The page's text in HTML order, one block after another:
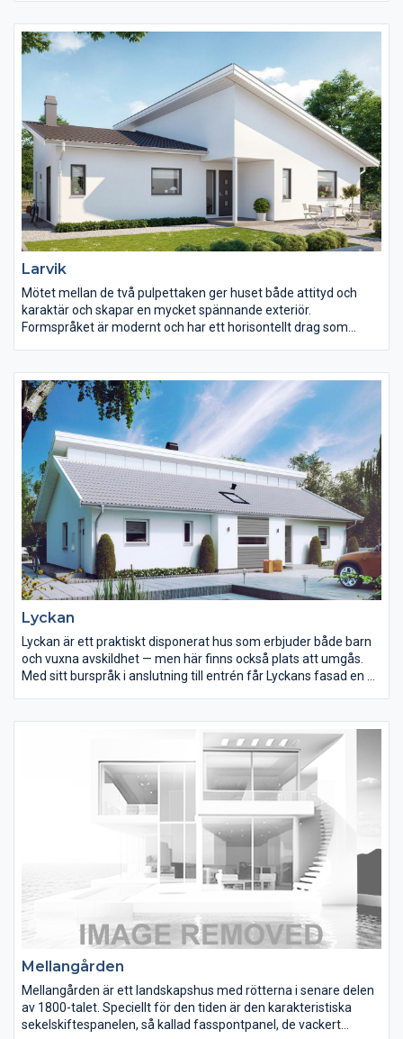
Larvik
Mötet mellan de två pulpettaken ger huset både attityd och
karaktär och skapar en mycket spännande exteriör.
Formspråket är modernt och har ett horisontellt drag som
bryter stilfullt av med höga fönsterpartier och bidrar till en
intressant och lekfull helhet.
Lyckan
Lyckan är ett praktiskt disponerat hus som erbjuder både barn
och vuxna avskildhet — men här finns också plats att umgås.
Med sitt burspråk i anslutning till entrén får Lyckans fasad en fin
sovrum, allrum, kök och vardagsrum visar att Lyckan visst går
att köpa för pengar.
Mellangården
Mellangården är ett landskapshus med rötterna i senare delen
av 1800-talet. Speciellt för den tiden är den karakteristiska
sekelskiftespanelen, så kallad fasspontpanel, de vackert